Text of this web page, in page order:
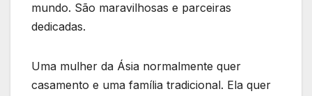
mundo. São maravilhosas e parceiras
dedicadas.
Uma mulher da Ásia normalmente quer
casamento e uma família tradicional. Ela quer